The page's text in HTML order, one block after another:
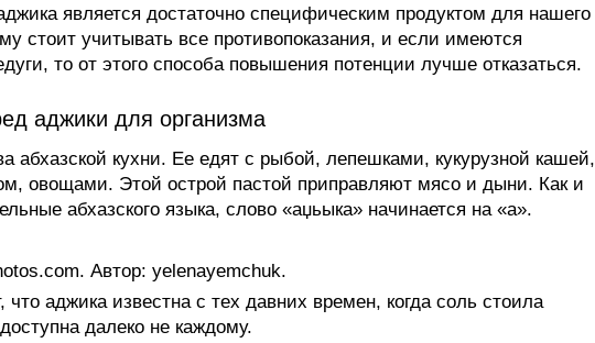
является достаточно специфическим продуктом для нашего
стоит учитывать все противопоказания, и если имеются
то от этого способа повышения потенции лучше отказаться.
аджики для организма
абхазской кухни. Ее едят с рыбой, лепешками, кукурузной кашей,
овощами. Этой острой пастой приправляют мясо и дыни. Как и
абхазского языка, слово «аџьыка» начинается на «а».
Автор: yelenayemchuk.
что аджика известна с тех давних времен, когда соль стоила
далеко не каждому.